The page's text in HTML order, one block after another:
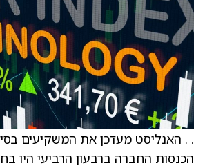
. . האנליסט מעדכן את המשקיעים
הכנסות החברה ברבעון הרביעי היו